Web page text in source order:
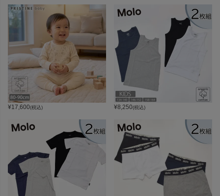
¥17,600(税込) ¥8,250(税込)